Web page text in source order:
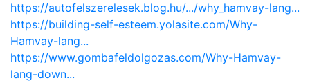
https://autofelszerelesek.blog.hu/.../why_hamvay-lang...
https://building-self-esteem.yolasite.com/Why-
Hamvay-lang...
https://www.gombafeldolgozas.com/Why-Hamvay-
lang-down...